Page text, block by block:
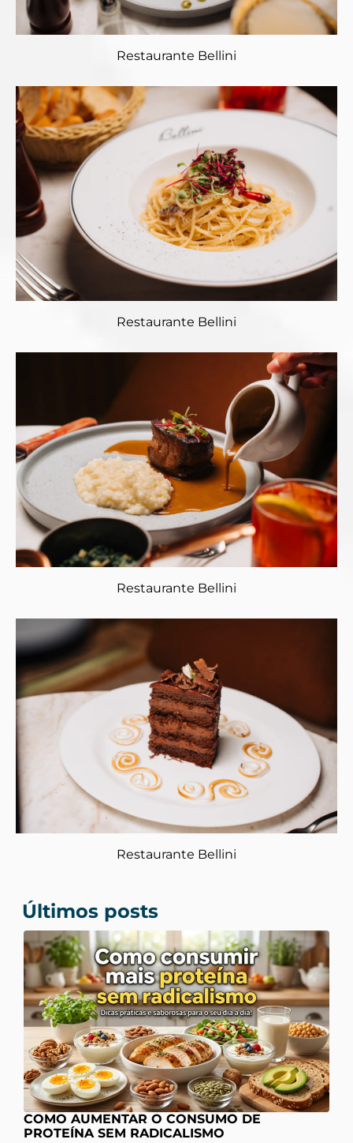
Restaurante Bellini
Restaurante Bellini
Restaurante Bellini
Restaurante Bellini
Últimos posts
COMO AUMENTAR O CONSUMO DE
PROTEÍNA SEM RADICALISMO